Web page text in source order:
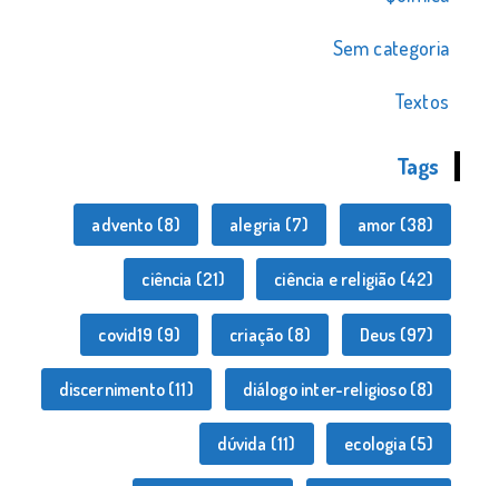
Sem categoria
Textos
Tags
advento (8) alegria (7) amor (38)
ciência (21) ciência e religião (42)
covid19 (9) criação (8) Deus (97)
discernimento(11) diálogo inter-religioso(8)
dúvida (11) ecologia (5)